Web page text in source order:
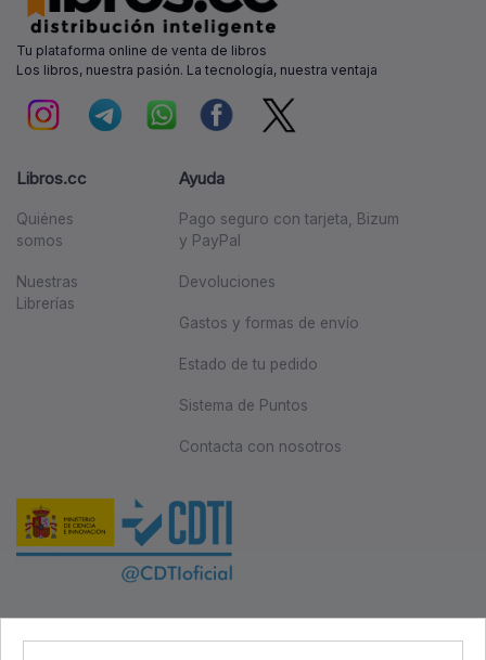
Tu plataforma online de venta de libros
Los libros, nuestra pasión. La tecnología, nuestra ventaja
Libros.cc
Quiénes
somos
Nuestras
Librerías
Ayuda
Pago seguro con tarjeta, Bizum
y PayPal
Devoluciones
Gastos y formas de envío
Estado de tu pedido
Sistema de Puntos
Contacta con nosotros